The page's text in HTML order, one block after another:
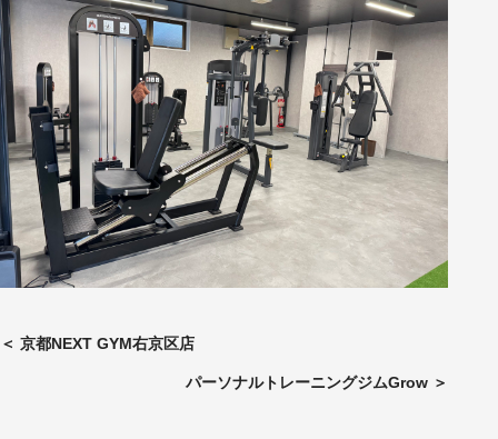
＜ 京都NEXT GYM右京区店
パーソナルトレーニングジムGrow ＞